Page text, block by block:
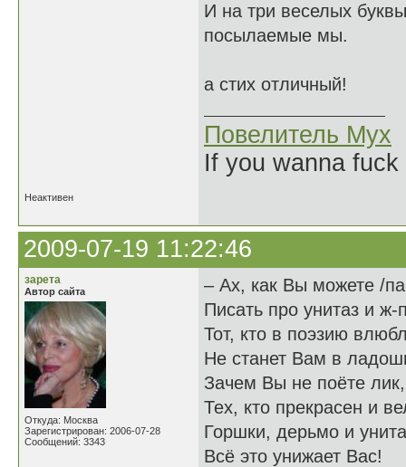
И на три веселых буквы
посылаемые мы.
а стих отличный!
Повелитель Мух
If you wanna
Неактивен
2009-07-19 11:22:46
зарета
Автор сайта
Откуда: Москва
Зарегистрирован: 2006-07-28
Сообщений: 3343
– Ах, как Вы можете /
Писать про унитаз и ж-
Тот, кто в поэзию
Не станет Вам в
Зачем Вы не поёте лик,
Тех, кто прекрасен и
Горшки, дерьмо и
Всё это унижает Вас!